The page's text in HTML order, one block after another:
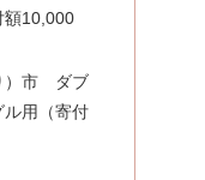
額10,000
）市 ダブ
ル用（寄付